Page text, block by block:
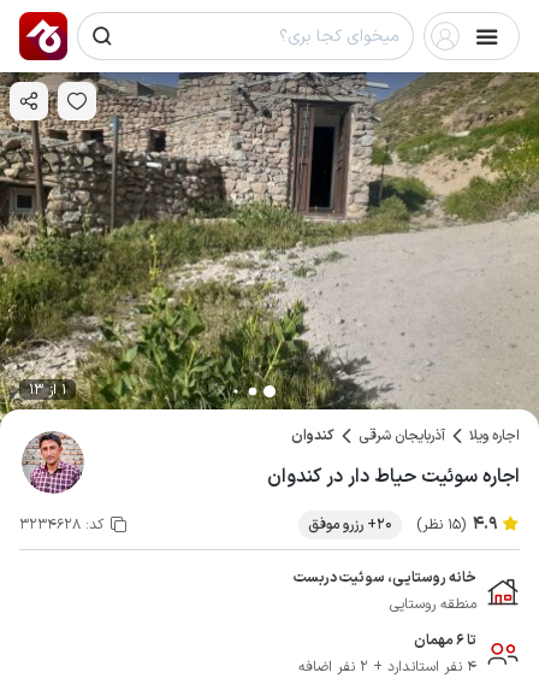
1 از 13
اجاره ویلا آذربایجان شرقی کندوان
اجاره سوئیت حیاط دار در کندوان
4.9 (15 نظر) 20+ رزرو موفق کد: 3234628
خانه روستایی، سوئیت دربست
منطقه روستایی
تا 6 مهمان
4 نفر استاندارد + 2 نفر اضافه